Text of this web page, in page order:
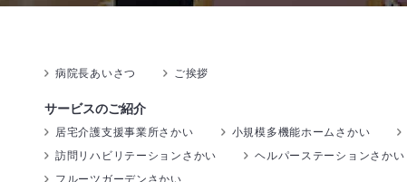
病院長あいさつ ご挨拶
サービスのご紹介
居宅介護支援事業所さかい 小規模多機能ホームさかい
訪問リハビリテーションさかい
ヘルパーステーションさかい
フルーツガーデンさかい